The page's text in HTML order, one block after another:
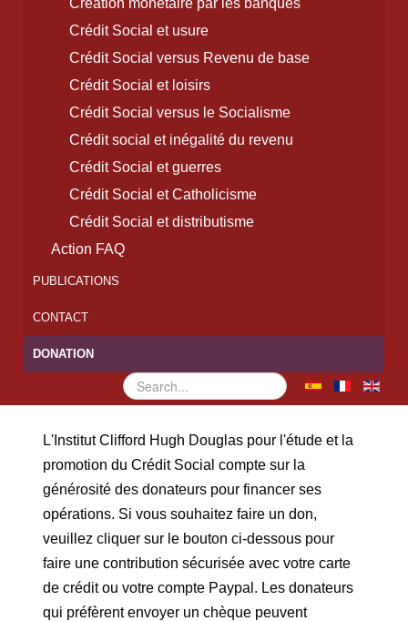
Création monétaire par les banques
Crédit Social et usure
Crédit Social versus Revenu de base
Crédit Social et loisirs
Crédit Social versus le Socialisme
Crédit social et inégalité du revenu
Crédit Social et guerres
Crédit Social et Catholicisme
Crédit Social et distributisme
Action FAQ
PUBLICATIONS
CONTACT
DONATION
Rechercher
L'Institut Clifford Hugh Douglas pour l'étude et la
promotion du Crédit Social compte sur la
générosité des donateurs pour financer ses
opérations. Si vous souhaitez faire un don,
veuillez cliquer sur le bouton ci-dessous pour
faire une contribution sécurisée avec votre carte
de crédit ou votre compte Paypal. Les donateurs
qui préfèrent envoyer un chèque peuvent